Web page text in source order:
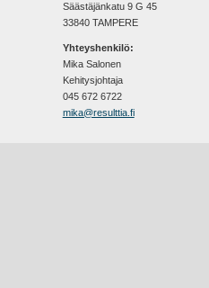
Säästäjänkatu 9 G 45
33840 TAMPERE
Yhteyshenkilö:
Mika Salonen
Kehitysjohtaja
045 672 6722
mika@resulttia.fi